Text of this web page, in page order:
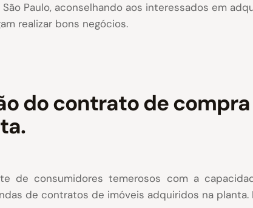
Paulo, aconselhando aos interessados em
realizar bons negócios.
do contrato de
de consumidores temerosos com a
de contratos de imóveis adquiridos na planta.